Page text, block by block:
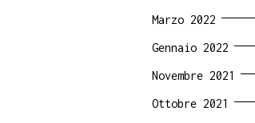
Marzo 2022
Gennaio 2022
Novembre 2021
Ottobre 2021